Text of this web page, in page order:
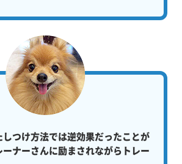
しつけ方法では逆効果だったことが
ーナーさんに励まされながらトレー